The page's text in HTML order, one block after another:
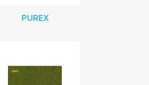
PUREX